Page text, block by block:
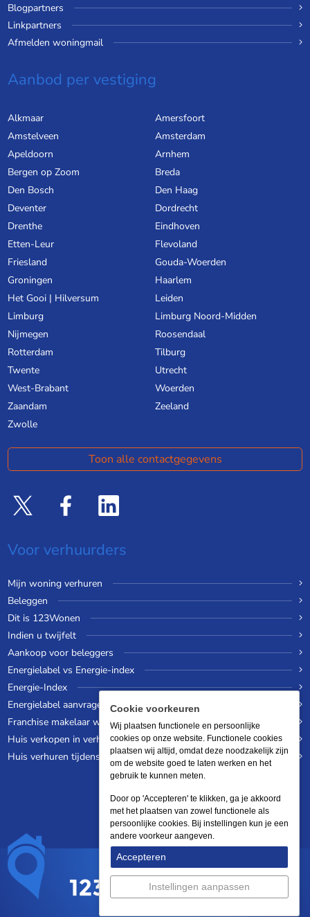
Blogpartners
Linkpartners
Afmelden woningmail
Aanbod per vestiging
Alkmaar
Amersfoort
Amstelveen
Amsterdam
Apeldoorn
Arnhem
Bergen op Zoom
Breda
Den Bosch
Den Haag
Deventer
Dordrecht
Drenthe
Eindhoven
Etten-Leur
Flevoland
Friesland
Gouda-Woerden
Groningen
Haarlem
Het Gooi | Hilversum
Leiden
Limburg
Limburg Noord-Midden
Nijmegen
Roosendaal
Rotterdam
Tilburg
Twente
Utrecht
West-Brabant
Woerden
Zaandam
Zeeland
Zwolle
Toon alle contactgegevens
Voor verhuurders
Mijn woning verhuren
Beleggen
Dit is 123Wonen
Indien u twijfelt
Aankoop voor beleggers
Energielabel vs Energie-index
Energie-Index
Energielabel aanvragen
Franchise makelaar worden
Huis verkopen in verhuurde staat
Huis verhuren tijdens een wereldreis
Cookie voorkeuren
Wij plaatsen functionele en persoonlijke
cookies op onze website. Functionele cookies
plaatsen wij altijd, omdat deze noodzakelijk zijn
om de website goed te laten werken en het
gebruik te kunnen meten.
Door op 'Accepteren' te klikken, ga je akkoord
met het plaatsen van zowel functionele als
persoonlijke cookies. Bij instellingen kun je een
andere voorkeur aangeven.
Accepteren
Instellingen aanpassen